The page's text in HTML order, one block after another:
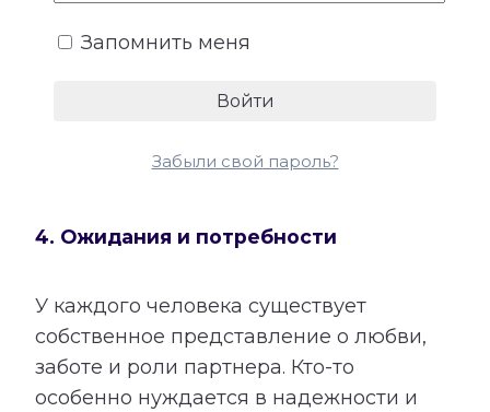
4. Ожидания и потребности
У каждого человека существует
собственное представление о любви,
заботе и роли партнера. Кто-то
особенно нуждается в надежности и
Запомнить меня
Забыли свой пароль?